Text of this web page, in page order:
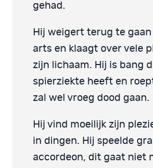
gehad.
Hij weigert terug te
arts en klaagt over vele
zijn lichaam. Hij is bang
spierziekte heeft en
zal wel vroeg dood gaan.
Hij vind moeilijk zijn
in dingen. Hij speelde
accordeon, dit gaat niet